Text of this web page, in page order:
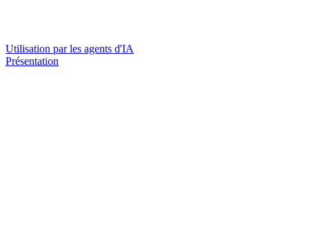
Utilisation par les agents d'IA
Présentation